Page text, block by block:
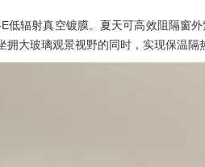
辐射真空镀膜。夏天可高效阻隔窗
大玻璃观景视野的同时，实现保温